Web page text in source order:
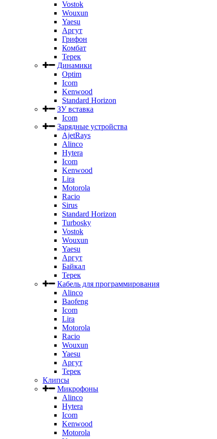
Vostok
Wouxun
Yaesu
Аргут
Грифон
Комбат
Терек
Динамики
Optim
Icom
Kenwood
Standard Horizon
ЗУ вставка
Icom
Зарядные устройства
AjetRays
Alinco
Hytera
Icom
Kenwood
Lira
Motorola
Racio
Sirus
Standard Horizon
Turbosky
Vostok
Wouxun
Yaesu
Аргут
Байкал
Терек
Кабель для программирования
Alinco
Baofeng
Icom
Lira
Motorola
Racio
Wouxun
Yaesu
Аргут
Терек
Клипсы
Микрофоны
Alinco
Hytera
Icom
Kenwood
Motorola